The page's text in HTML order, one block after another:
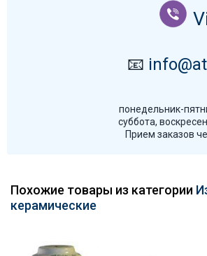
📧
понедельник-
суббота,
Прием заказов
Похожие товары из категории
керамические